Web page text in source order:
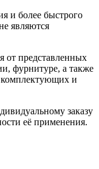
и более быстрого
являются
от представленных
фурнитуре, а также
комплектующих и
заказу
её применения.